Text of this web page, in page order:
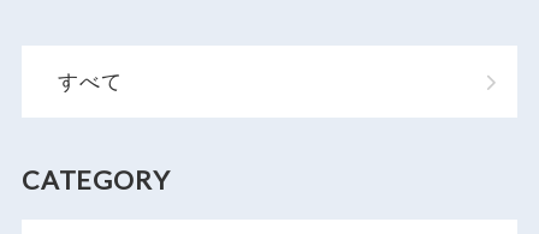
すべて
CATEGORY